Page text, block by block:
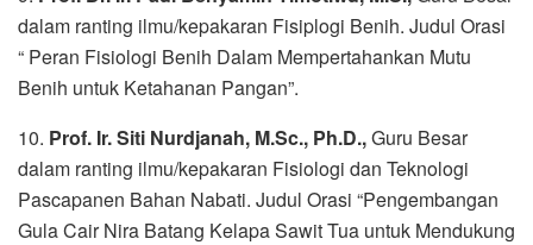
dalam ranting ilmu/kepakaran Fisiplogi Benih. Judul Orasi
“ Peran Fisiologi Benih Dalam Mempertahankan Mutu
Benih untuk Ketahanan Pangan”.
10. Prof. Ir. Siti Nurdjanah, M.Sc., Ph.D.,Guru Besar
dalam ranting ilmu/kepakaran Fisiologi dan Teknologi
Pascapanen Bahan Nabati. Judul Orasi “Pengembangan
Gula Cair Nira Batang Kelapa Sawit Tua untuk Mendukung